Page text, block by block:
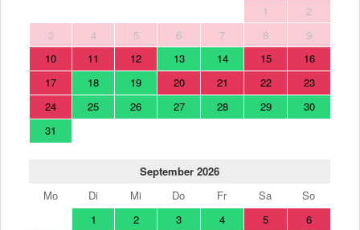
1
2
3
4 5 6 7 8
9
10
11 12 13 14 15
16
17
18 19 20 21 22
23
24
25 26 27 28 29
30
31
September 2026
Mo
Di Mi Do Fr Sa
So
1
2 3 4 5
6